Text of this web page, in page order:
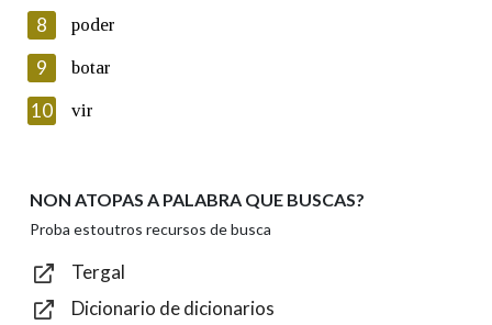
Lin e acepto as condicións da política de
Introduce o código que aparece na imaxe:
Texto de verificación
8 poder
9 botar
10 vir
NON ATOPAS A PALABRA QUE BUSCAS?
Proba estoutros recursos de busca
Tergal
Dicionario de dicionarios